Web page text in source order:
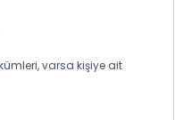
varsa kişiye ait